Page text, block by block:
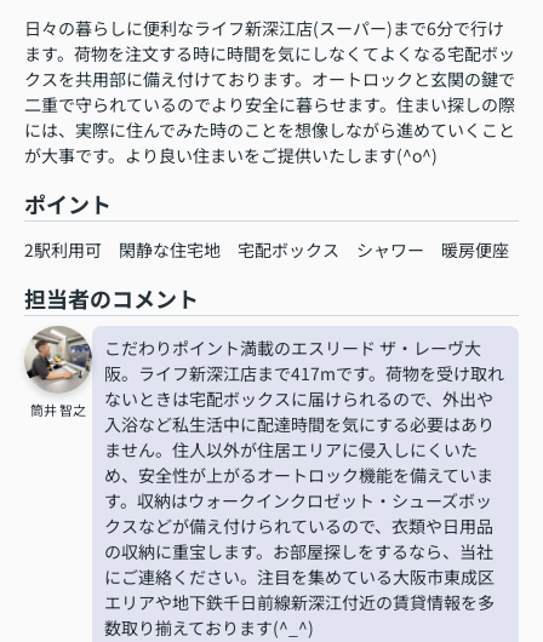
日々の暮らしに便利なライフ新深江店(スーパー)まで6分で行け
ます。荷物を注文する時に時間を気にしなくてよくなる宅配ボッ
クスを共用部に備え付けております。オートロックと玄関の鍵で
二重で守られているのでより安全に暮らせます。住まい探しの際
には、実際に住んでみた時のことを想像しながら進めていくこと
が大事です。より良い住まいをご提供いたします(^o^)
ポイント
2駅利用可 閑静な住宅地 宅配ボックス シャワー 暖房便座
担当者のコメント
筒井 智之
こだわりポイント満載のエスリード ザ・レーヴ大
阪。ライフ新深江店まで417mです。荷物を受け取れ
ないときは宅配ボックスに届けられるので、外出や
入浴など私生活中に配達時間を気にする必要はあり
ません。住人以外が住居エリアに侵入しにくいた
め、安全性が上がるオートロック機能を備えていま
す。収納はウォークインクロゼット・シューズボッ
クスなどが備え付けられているので、衣類や日用品
の収納に重宝します。お部屋探しをするなら、当社
にご連絡ください。注目を集めている大阪市東成区
エリアや地下鉄千日前線新深江付近の賃貸情報を多
数取り揃えております(^_^)